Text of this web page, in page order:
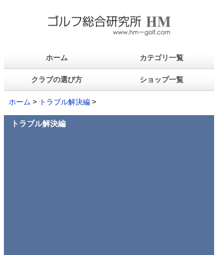
ホーム カテゴリ一覧
クラブの選び方 ショップ一覧
ホーム > トラブル解決編 >
トラブル解決編